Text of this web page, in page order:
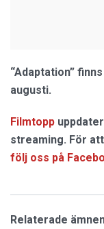
“Adaptation”
augusti.
Filmtopp
streaming. För
följ oss på
Relaterade